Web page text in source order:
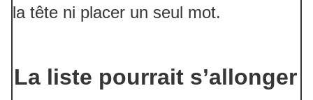
la tête ni placer un seul mot.
La liste pourrait s’allonger